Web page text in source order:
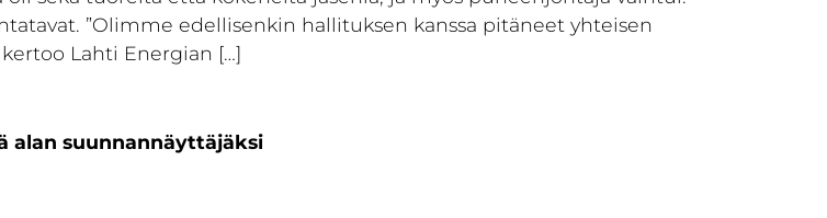
”Olimme edellisenkin hallituksen kanssa pitäneet yhteisen
Lahti Energian […]
alan suunnannäyttäjäksi